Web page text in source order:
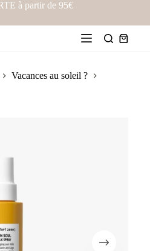
à partir de 95€
Vacances au soleil ?